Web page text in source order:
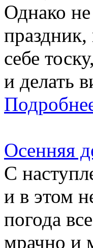
Однако
себе
и делать
Осенняя
С
и в этом
погода
мрачно и